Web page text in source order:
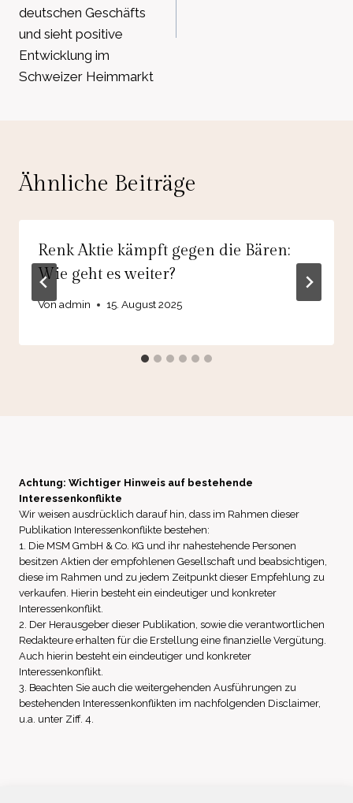
deutschen Geschäfts
und sieht positive
Entwicklung im
Schweizer Heimmarkt
Ähnliche Beiträge
Renk Aktie kämpft gegen die Bären:
Wie geht es weiter?
Vonadmin 15. August 2025
Achtung: Wichtiger Hinweis auf bestehende
Interessenkonflikte
Wir weisen ausdrücklich darauf hin, dass im Rahmen dieser
Publikation Interessenkonflikte bestehen:
1. Die MSM GmbH & Co. KG und ihr nahestehende Personen
besitzen Aktien der empfohlenen Gesellschaft und beabsichtigen,
diese im Rahmen und zu jedem Zeitpunkt dieser Empfehlung zu
verkaufen. Hierin besteht ein eindeutiger und konkreter
Interessenkonflikt.
2. Der Herausgeber dieser Publikation, sowie die verantwortlichen
Redakteure erhalten für die Erstellung eine finanzielle Vergütung.
Auch hierin besteht ein eindeutiger und konkreter
Interessenkonflikt.
3. Beachten Sie auch die weitergehenden Ausführungen zu
bestehenden Interessenkonflikten im nachfolgenden Disclaimer,
u.a. unter Ziff. 4.